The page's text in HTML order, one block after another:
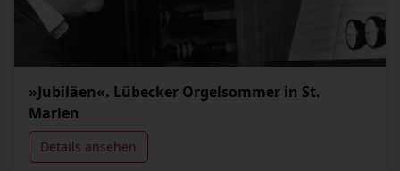
»Jubiläen«. Lübecker Orgelsommer in St.
Marien
Details ansehen